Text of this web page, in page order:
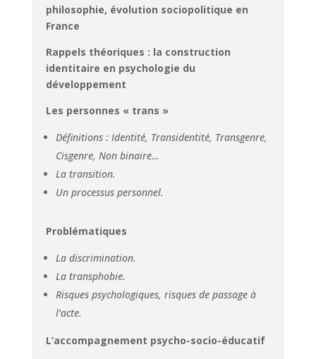
philosophie, évolution sociopolitique en
France
Rappels théoriques : la construction
identitaire en psychologie du
développement
Les personnes « trans »
Définitions : Identité, Transidentité, Transgenre,
Cisgenre, Non binaire…
La transition.
Un processus personnel.
Problématiques
La discrimination.
La transphobie.
Risques psychologiques, risques de passage à
l’acte.
L’accompagnement psycho-socio-éducatif